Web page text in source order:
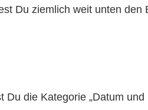
Du ziemlich weit unten den
Du die Kategorie „Datum